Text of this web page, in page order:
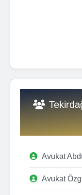
Avukat
Avukat